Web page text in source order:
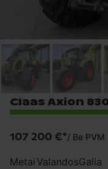
Claas Axion
107 200 €*/ Be PVM
Metai ValandosGalia